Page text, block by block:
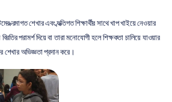
শেখার এবং ব্যক্তিগত শিক্ষার্থীর সাথে খাপ খাইয়ে নেওয়ার
পরামর্শ দিয়ে বা তারা মনোযোগী হলে শিক্ষকতা চালিয়ে যাওয়ার
শেখার অভিজ্ঞতা প্রদান করে।